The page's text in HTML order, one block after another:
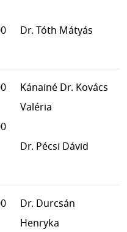
Dr. Tóth Mátyás
Kánainé Dr. Kovács
Valéria
Dr. Pécsi Dávid
Dr. Durcsán
Henryka